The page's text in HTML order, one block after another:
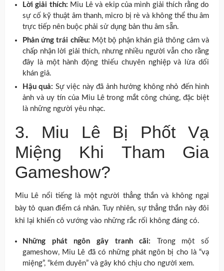
Lời giải thích: Miu Lê và ekip của mình giải thích rằng do
sự cố kỹ thuật âm thanh, micro bị rè và không thể thu âm
trực tiếp nên buộc phải sử dụng bản thu âm sẵn.
Phản ứng trái chiều: Một bộ phận khán giả thông cảm và
chấp nhận lời giải thích, nhưng nhiều người vẫn cho rằng
đây là một hành động thiếu chuyên nghiệp và lừa dối
khán giả.
Hậu quả: Sự việc này đã ảnh hưởng không nhỏ đến hình
ảnh và uy tín của Miu Lê trong mắt công chúng, đặc biệt
là những người yêu nhạc.
3. Miu Lê Bị Phốt Vạ
Miệng Khi Tham Gia
Gameshow?
Miu Lê nổi tiếng là một người thẳng thắn và không ngại
bày tỏ quan điểm cá nhân. Tuy nhiên, sự thẳng thắn này đôi
khi lại khiến cô vướng vào những rắc rối không đáng có.
Những phát ngôn gây tranh cãi: Trong một số
gameshow, Miu Lê đã có những phát ngôn bị cho là “vạ
miệng”, “kém duyên” và gây khó chịu cho người xem.